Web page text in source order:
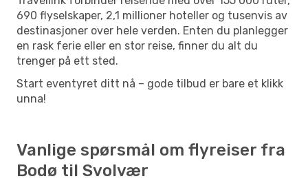
690 flyselskaper, 2,1 millioner hoteller og tusenvis av
destinasjoner over hele verden. Enten du planlegger
en rask ferie eller en stor reise, finner du alt du
trenger på ett sted.
Start eventyret ditt nå – gode tilbud er bare et klikk
unna!
Vanlige spørsmål om flyreiser fra
Bodø til Svolvær